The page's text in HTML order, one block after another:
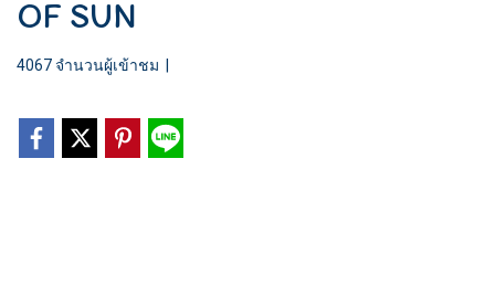
OF SUN
4067 จำนวนผู้เข้าชม